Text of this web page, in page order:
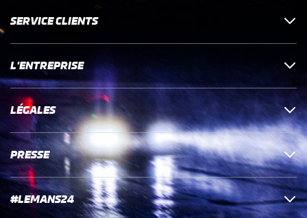
SERVICE CLIENTS
L'ENTREPRISE
LÉGALES
PRESSE
#LEMANS24